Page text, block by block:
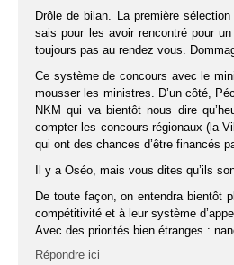
Drôle de bilan. La première
sais pour les avoir rencontré pour
toujours pas au rendez vous.
Ce système de concours avec le
mousser les ministres. D’un côté,
NKM qui va bientôt nous dire
compter les concours régionaux (la
qui ont des chances d’être financés
Il y a Oséo, mais vous dites qu’ils
De toute façon, on entendra bientôt
compétitivité et à leur système
Avec des priorités bien étranges :
Répondre ici